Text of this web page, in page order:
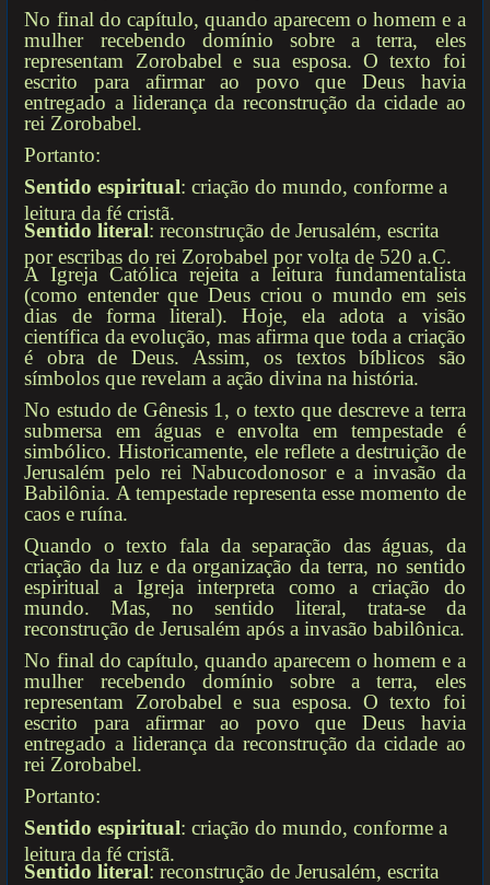
No final do capítulo, quando aparecem o homem e a
mulher recebendo domínio sobre a terra, eles
representam Zorobabel e sua esposa. O texto foi
escrito para afirmar ao povo que Deus havia
entregado a liderança da reconstrução da cidade ao
rei Zorobabel.
Portanto:
Sentido espiritual: criação do mundo, conforme a
leitura da fé cristã.
Sentido literal: reconstrução de Jerusalém, escrita
por escribas do rei Zorobabel por volta de 520 a.C.
A Igreja Católica rejeita a leitura fundamentalista
(como entender que Deus criou o mundo em seis
dias de forma literal). Hoje, ela adota a visão
científica da evolução, mas afirma que toda a criação
é obra de Deus. Assim, os textos bíblicos são
símbolos que revelam a ação divina na história.
No estudo de Gênesis 1, o texto que descreve a terra
submersa em águas e envolta em tempestade é
simbólico. Historicamente, ele reflete a destruição de
Jerusalém pelo rei Nabucodonosor e a invasão da
Babilônia. A tempestade representa esse momento de
caos e ruína.
Quando o texto fala da separação das águas, da
criação da luz e da organização da terra, no sentido
espiritual a Igreja interpreta como a criação do
mundo. Mas, no sentido literal, trata-se da
reconstrução de Jerusalém após a invasão babilônica.
No final do capítulo, quando aparecem o homem e a
mulher recebendo domínio sobre a terra, eles
representam Zorobabel e sua esposa. O texto foi
escrito para afirmar ao povo que Deus havia
entregado a liderança da reconstrução da cidade ao
rei Zorobabel.
Portanto:
Sentido espiritual: criação do mundo, conforme a
leitura da fé cristã.
Sentido literal: reconstrução de Jerusalém, escrita